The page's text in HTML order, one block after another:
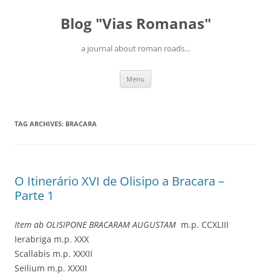
Blog "Vias Romanas"
a journal about roman roads…
Menu
TAG ARCHIVES: BRACARA
O Itinerário XVI de Olisipo a Bracara –
Parte 1
Item ab OLISIPONE BRACARAM AUGUSTAM m.p. CCXLIII
Ierabriga m.p. XXX
Scallabis m.p. XXXII
Seilium m.p. XXXII